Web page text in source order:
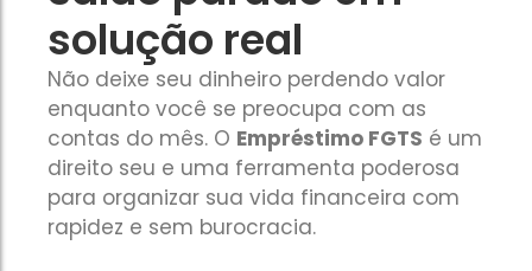
solução real
Não deixe seu dinheiro perdendo valor
enquanto você se preocupa com as
contas do mês. O Empréstimo FGTS é um
direito seu e uma ferramenta poderosa
para organizar sua vida financeira com
rapidez e sem burocracia.